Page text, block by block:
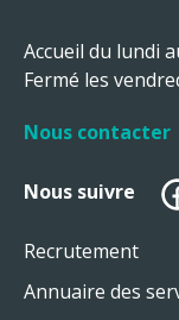
Accueil du lundi
Fermé les
Nous contacter
Nous suivre
Recrutement
Annuaire des